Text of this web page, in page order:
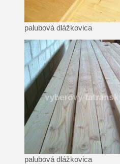
palubová dlážkovica
palubová dlážkovica